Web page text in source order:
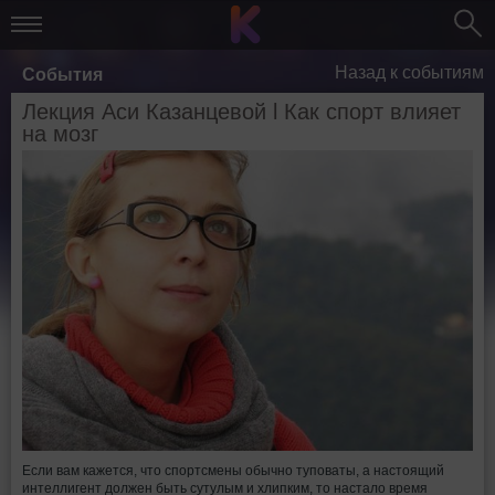
События Назад к событиям
Лекция Аси Казанцевой l Как спорт влияет
на мозг
Если вам кажется, что спортсмены обычно туповаты, а настоящий
интеллигент должен быть сутулым и хлипким, то настало время